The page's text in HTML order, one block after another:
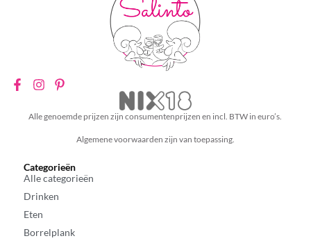
Alle genoemde prijzen zijn consumentenprijzen en incl. BTW in euro’s.
Algemene voorwaarden zijn van toepassing.
Categorieën
Alle categorieën
Drinken
Eten
Borrelplank